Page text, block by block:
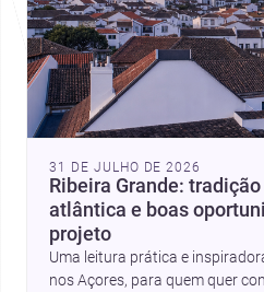
31 DE JULHO DE 2026
Ribeira Grande:
atlântica e boas
projeto
Uma leitura prática e
nos Açores, para quem quer